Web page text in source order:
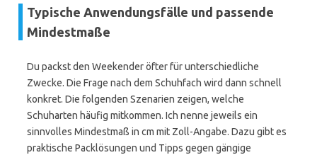
Typische Anwendungsfälle und passende
Mindestmaße
Du packst den Weekender öfter für unterschiedliche
Zwecke. Die Frage nach dem Schuhfach wird dann schnell
konkret. Die folgenden Szenarien zeigen, welche
Schuharten häufig mitkommen. Ich nenne jeweils ein
sinnvolles Mindestmaß in cm mit Zoll-Angabe. Dazu gibt es
praktische Packlösungen und Tipps gegen gängige